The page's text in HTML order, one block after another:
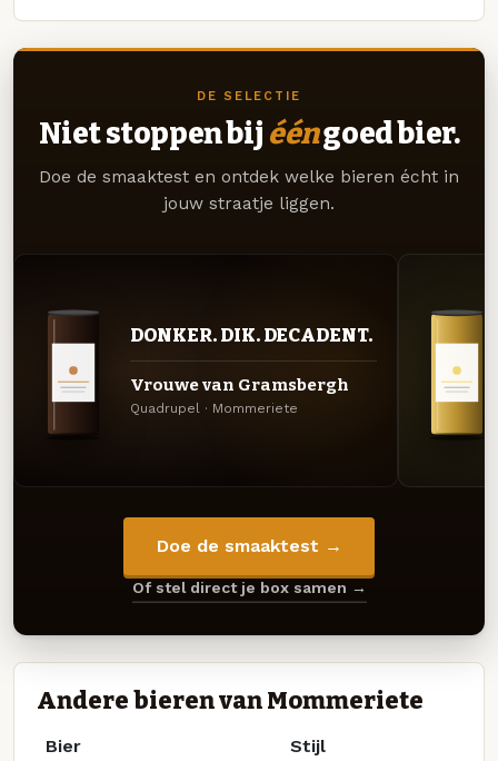
DE SELECTIE
Niet stoppen bij ééngoed bier.
Doe de smaaktest en ontdek welke bieren écht in
jouw straatje liggen.
DONKER. DIK. DECADENT.
Vrouwe van Gramsbergh
Quadrupel · Mommeriete
Doe de smaaktest →
Of stel direct je box samen →
Andere bieren van Mommeriete
Bier Stijl